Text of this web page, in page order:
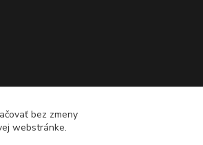
bez zmeny
webstránke.